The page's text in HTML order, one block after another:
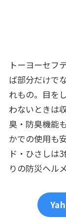
トーヨーセフ
ば部分だけで
れもの。目を
わないときは
臭・防臭機能
かでの使用も
ド・ひさしは
りの防災ヘル